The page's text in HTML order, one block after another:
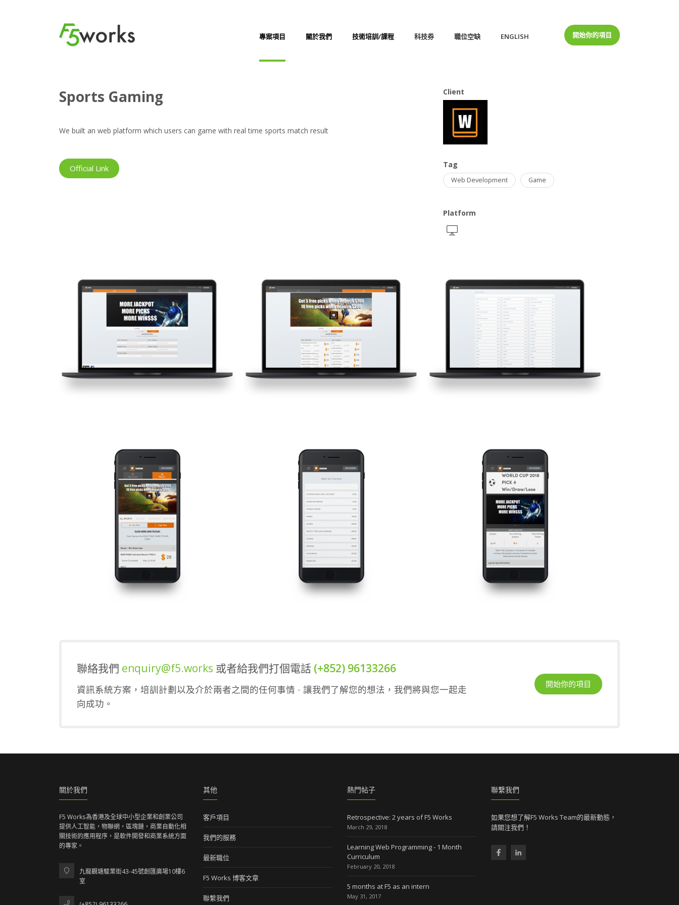
專案項目 關於我們 技術培訓/課程 科技券 職位空缺 ENGLISH 開始你的項目
Sports Gaming
We built an web platform which users can game with real time sports match result
Official Link
Client
Tag
Web Development Game
Platform
聯絡我們 enquiry@f5.works 或者給我們打個電話 (+852) 96133266
資訊系統方案，培訓計劃以及介於兩者之間的任何事情 - 讓我們了解您的想法，我們將與您一起走
向成功。
開始你的項目
關於我們
F5 Works為香港及全球中小型企業和創業公司
提供人工智能，物聯網，區塊鏈，商業自動化相
關技術的應用程序，是軟件開發和商業系統方面
的專家。
九龍觀塘駿業街43-45號創匯廣場10樓6
室
其他
客戶項目
我們的服務
最新職位
F5 Works 博客文章
聯繫我們
熱門帖子
Retrospective: 2 years of F5 Works
March 29, 2018
Learning Web Programming - 1 Month
Curriculum
February 20, 2018
5 months at F5 as an intern
May 31, 2017
聯繫我們
如果您想了解F5 Works Team的最新動態，
請關注我們！